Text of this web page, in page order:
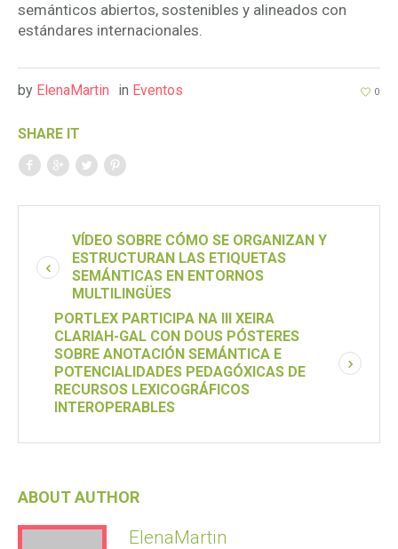
semánticos abiertos, sostenibles y alineados con
estándares internacionales.
0
by ElenaMartin in Eventos
SHARE IT
VÍDEO SOBRE CÓMO SE ORGANIZAN Y
ESTRUCTURAN LAS ETIQUETAS
SEMÁNTICAS EN ENTORNOS
MULTILINGÜES
PORTLEX PARTICIPA NA III XEIRA
CLARIAH-GAL CON DOUS PÓSTERES
SOBRE ANOTACIÓN SEMÁNTICA E
POTENCIALIDADES PEDAGÓXICAS DE
RECURSOS LEXICOGRÁFICOS
INTEROPERABLES
ABOUT AUTHOR
ElenaMartin